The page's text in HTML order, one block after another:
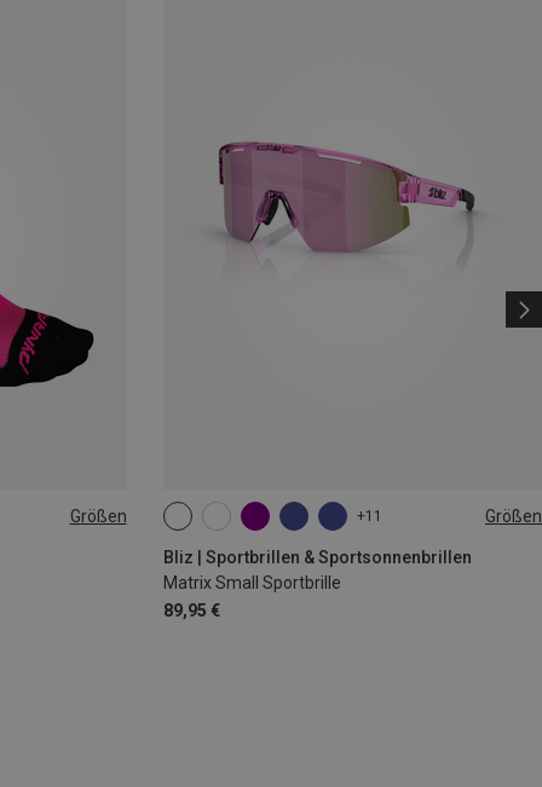
Größen +11 Größen
Bliz | Sportbrillen & Sportsonnenbrillen
Matrix Small Sportbrille
89,95 €
ONE SIZE